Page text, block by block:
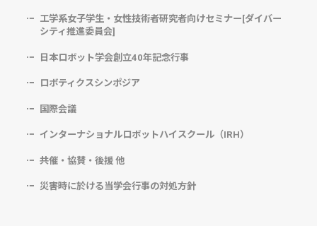
工学系女子学生・女性技術者研究者向けセミナー[ダイバー
シティ推進委員会]
日本ロボット学会創立40年記念行事
ロボティクスシンポジア
国際会議
インターナショナルロボットハイスクール（IRH）
共催・協賛・後援 他
災害時に於ける当学会行事の対処方針